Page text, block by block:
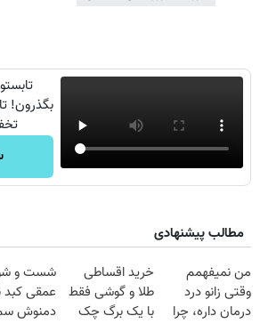
بگذرون!
مطالب پیشنهادی
من نمیفهمم
وقتی زانو درد
درمان داره، چرا
خرید اقساطی
طلا و گوشی فقط
با یک برگ چک
شست و
عمقی کبد
دمنوش